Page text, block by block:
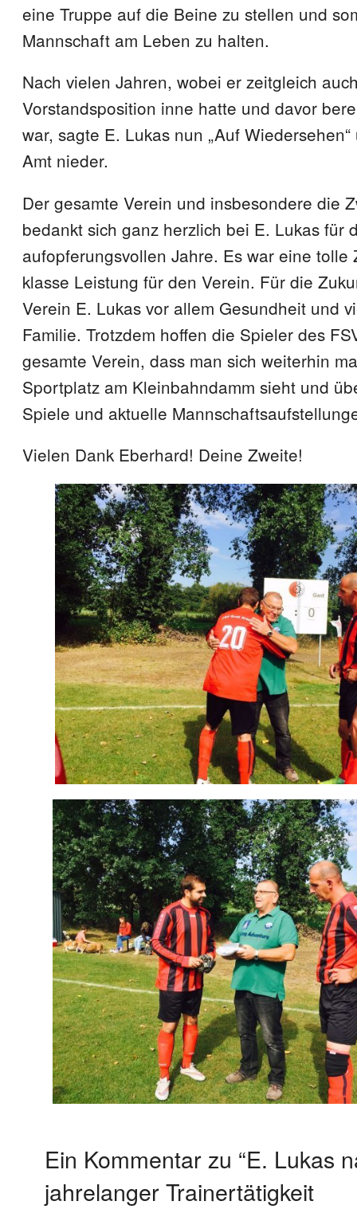
eine Truppe auf die Beine zu stellen und
Mannschaft am Leben zu halten.
Nach vielen Jahren, wobei er zeitgleich
Vorstandsposition inne hatte und davor
war, sagte E. Lukas nun „Auf
Amt nieder.
Der gesamte Verein und insbesondere die
bedankt sich ganz herzlich bei E. Lukas für
aufopferungsvollen Jahre. Es war eine tolle
klasse Leistung für den Verein. Für die
Verein E. Lukas vor allem Gesundheit und
Familie. Trotzdem hoffen die Spieler des
gesamte Verein, dass man sich weiterhin
Sportplatz am Kleinbahndamm sieht und
Spiele und aktuelle
Vielen Dank Eberhard! Deine Zweite!
Ein Kommentar zu “E. Lukas
jahrelanger Trainertätigkeit